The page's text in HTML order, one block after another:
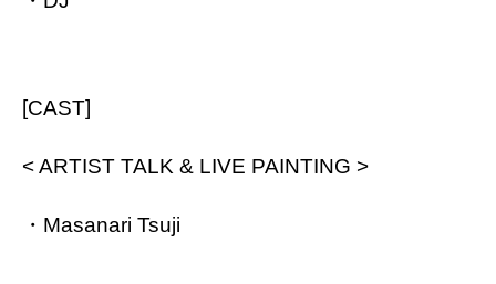
[CAST]
< ARTIST TALK & LIVE PAINTING >
・Masanari Tsuji